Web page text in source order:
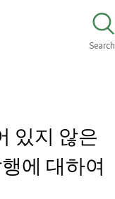
Search
있지 않은
에 대하여